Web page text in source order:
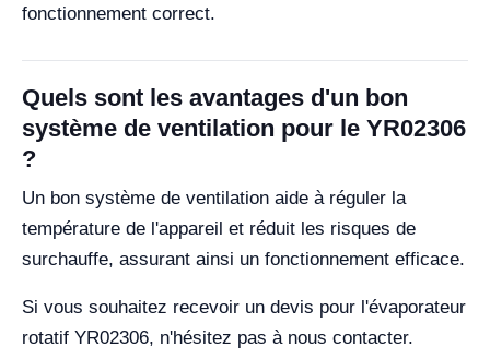
fonctionnement correct.
Quels sont les avantages d'un bon
système de ventilation pour le YR02306
?
Un bon système de ventilation aide à réguler la
température de l'appareil et réduit les risques de
surchauffe, assurant ainsi un fonctionnement efficace.
Si vous souhaitez recevoir un devis pour l'évaporateur
rotatif YR02306, n'hésitez pas à nous contacter.